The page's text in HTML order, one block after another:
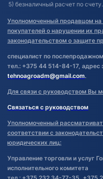
5) безналичный расчет по счету.
Уполномоченный продавцом
покупателей о нарушении их
законодательством о защите
специалист по
тел.: +375 44 514-84-17, адрес
tehnoagroadm@gmail.com.
Для связи с руководством Вы
Связаться с руководством
Уполномоченный
соответствии с
юридических лиц:
Управление торговли и услуг
исполнительного комитета